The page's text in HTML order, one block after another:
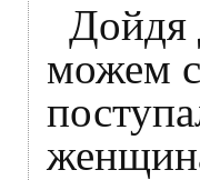
Дойдя
можем